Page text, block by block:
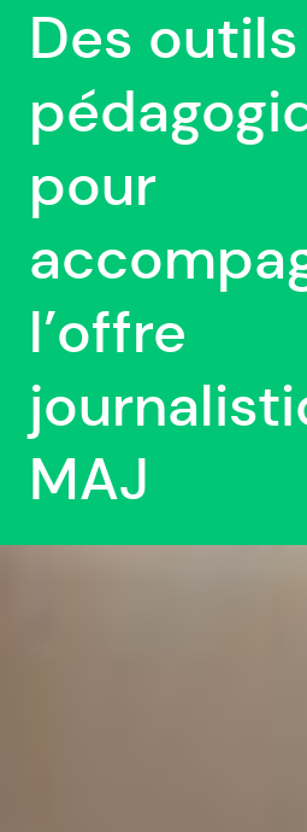
Des outils
pour
l’offre
MAJ